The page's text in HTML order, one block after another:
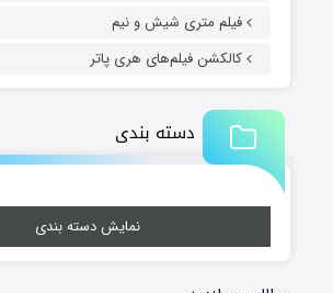
فیلم متری شیش و نیم
کالکشن فیلم‌های هری پاتر
دسته بندی
نمایش دسته بندی